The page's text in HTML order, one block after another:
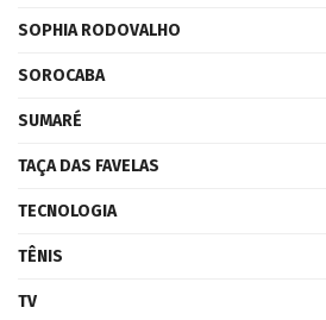
SOPHIA RODOVALHO
SOROCABA
SUMARÉ
TAÇA DAS FAVELAS
TECNOLOGIA
TÊNIS
TV